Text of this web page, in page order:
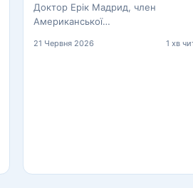
Доктор Ерік Мадрид, член
Американської…
21 Червня 2026 1 хв